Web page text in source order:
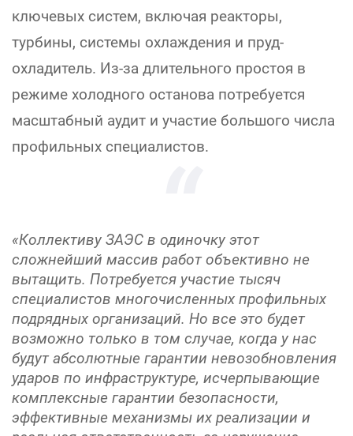
ключевых систем, включая реакторы,
турбины, системы охлаждения и пруд-
охладитель. Из-за длительного простоя в
режиме холодного останова потребуется
масштабный аудит и участие большого числа
профильных специалистов.
«Коллективу ЗАЭС в одиночку этот
сложнейший массив работ объективно не
вытащить. Потребуется участие тысяч
специалистов многочисленных профильных
подрядных организаций. Но все это будет
возможно только в том случае, когда у нас
будут абсолютные гарантии невозобновления
ударов по инфраструктуре, исчерпывающие
комплексные гарантии безопасности,
эффективные механизмы их реализации и